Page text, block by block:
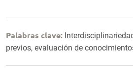
Palabras clave:
previos, evaluación de